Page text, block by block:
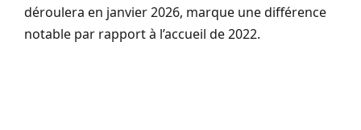
déroulera en janvier 2026, marque une différence
notable par rapport à l’accueil de 2022.